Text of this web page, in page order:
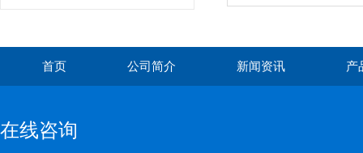
首页 公司简介 新闻资讯 产
在线咨询